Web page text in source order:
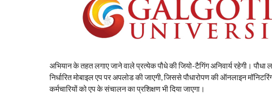
अभियान के तहत लगाए जाने वाले प्रत्येक पौधे की जियो-टैगिंग अनिवार्य रहेगी।
निर्धारित मोबाइल एप पर अपलोड की जाएगी, जिससे पौधारोपण की ऑनलाइन
कर्मचारियों को एप के संचालन का प्रशिक्षण भी दिया जाएगा।